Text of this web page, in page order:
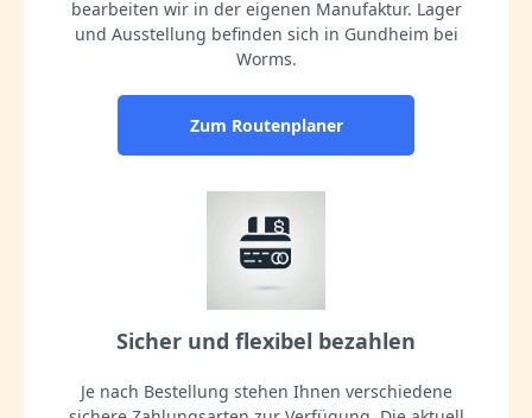
bearbeiten wir in der eigenen Manufaktur. Lager
und Ausstellung befinden sich in Gundheim bei
Worms.
Zum Routenplaner
Sicher und flexibel bezahlen
Je nach Bestellung stehen Ihnen verschiedene